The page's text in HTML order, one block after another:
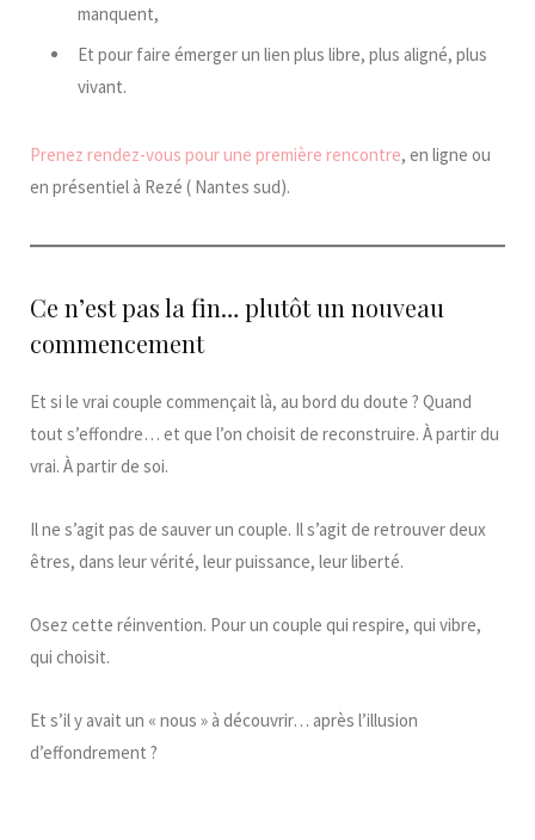
manquent,
Et pour faire émerger un lien plus libre, plus aligné, plus
vivant.
Prenez rendez-vous pour une première rencontre, en ligne ou
en présentiel à Rezé ( Nantes sud).
Ce n’est pas la fin… plutôt un nouveau
commencement
Et si le vrai couple commençait là, au bord du doute ? Quand
tout s’effondre… et que l’on choisit de reconstruire. À partir du
vrai. À partir de soi.
Il ne s’agit pas de sauver un couple. Il s’agit de retrouver deux
êtres, dans leur vérité, leur puissance, leur liberté.
Osez cette réinvention. Pour un couple qui respire, qui vibre,
qui choisit.
Et s’il y avait un « nous » à découvrir… après l’illusion
d’effondrement ?